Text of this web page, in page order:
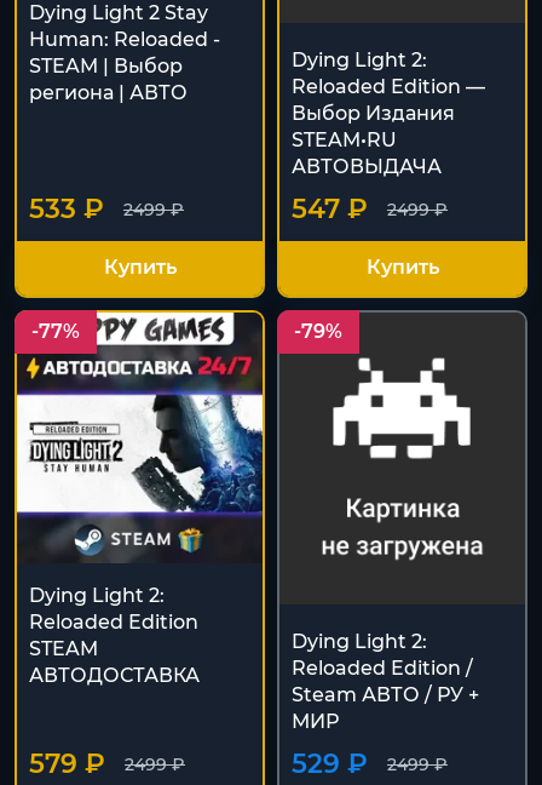
Dying Light 2 Stay
Human: Reloaded -
STEAM | Выбор
региона | АВТО
2499 ₽
533 ₽
Купить
Dying Light 2:
Reloaded Edition —
Выбор Издания
STEAM•RU
АВТОВЫДАЧА
2499 ₽
547 ₽
Купить
-77%
Dying Light 2:
Reloaded Edition
STEAM
АВТОДОСТАВКА
2499 ₽
579 ₽
-79%
Dying Light 2:
Reloaded Edition /
Steam АВТО / РУ +
МИР
2499 ₽
529 ₽